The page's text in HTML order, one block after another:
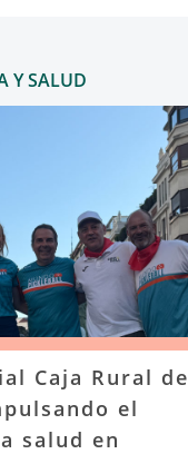
Y SALUD
Caja Rural de
el
salud en